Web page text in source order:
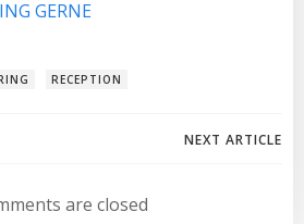
GERNE
RECEPTION
navigation
NEXT ARTICLE
are closed